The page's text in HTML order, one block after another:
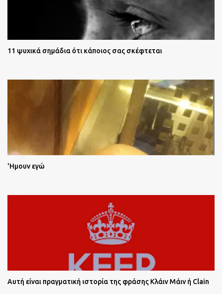
11 ψυχικά σημάδια ότι κάποιος σας σκέφτεται
'Ημουν εγώ
Αυτή είναι πραγματική ιστορία της φράσης Κλάιν Μάιν ή Clain